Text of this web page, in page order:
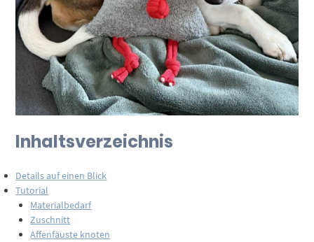
Inhaltsverzeichnis
Details auf einen Blick
Tutorial
Materialbedarf
Zuschnitt
Affenfäuste knoten